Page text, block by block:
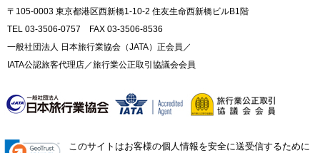
〒105-0003 東京都港区西新橋1-10-2 住友生命西新橋ビルB1階
TEL 03-3506-0757 FAX 03-3506-8536
一般社団法人 日本旅行業協会（JATA）正会員／
IATA公認旅客代理店／旅行業公正取引協議会会員
このサイトはお客様の個人情報を安全に送受信するために